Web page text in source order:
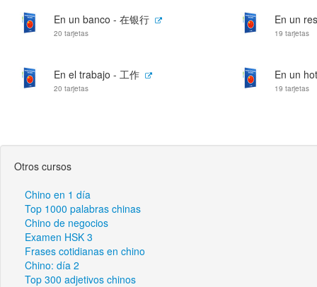
En un banco - 在银行
20 tarjetas
En un
19 tarjetas
En el trabajo - 工作
20 tarjetas
En un
19 tarjetas
Otros cursos
Chino en 1 día
Top 1000 palabras chinas
Chino de negocios
Examen HSK 3
Frases cotidianas en chino
Chino: día 2
Top 300 adjetivos chinos